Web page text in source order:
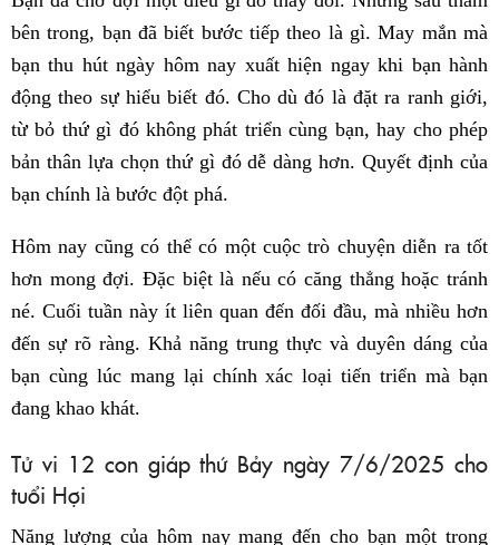
bên trong, bạn đã biết bước tiếp theo là gì. May mắn mà
bạn thu hút ngày hôm nay xuất hiện ngay khi bạn hành
động theo sự hiểu biết đó. Cho dù đó là đặt ra ranh giới,
từ bỏ thứ gì đó không phát triển cùng bạn, hay cho phép
bản thân lựa chọn thứ gì đó dễ dàng hơn. Quyết định của
bạn chính là bước đột phá.
Hôm nay cũng có thể có một cuộc trò chuyện diễn ra tốt
hơn mong đợi. Đặc biệt là nếu có căng thẳng hoặc tránh
né. Cuối tuần này ít liên quan đến đối đầu, mà nhiều hơn
đến sự rõ ràng. Khả năng trung thực và duyên dáng của
bạn cùng lúc mang lại chính xác loại tiến triển mà bạn
đang khao khát.
Tử vi 12 con giáp thứ Bảy ngày 7/6/2025 cho
tuổi Hợi
Năng lượng của hôm nay mang đến cho bạn một trong